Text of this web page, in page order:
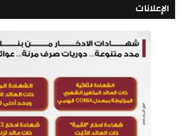
الإعلانات